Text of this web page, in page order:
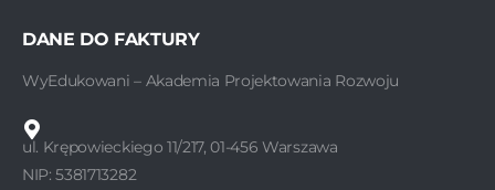
DANE DO FAKTURY
WyEdukowani – Akademia Projektowania Rozwoju
ul. Krępowieckiego 11/217, 01-456 Warszawa
NIP: 5381713282